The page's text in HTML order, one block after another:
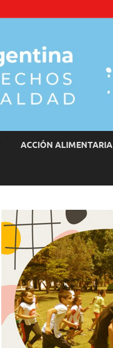
ACCIÓN ALIMENTARIA